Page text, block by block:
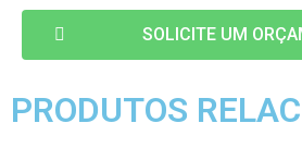
SOLICITE UM
PRODUTOS